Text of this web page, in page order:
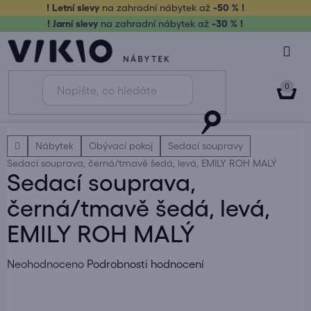
obsah
! Letní slevy na zahradní nábytek až-50 % !
! Jarní slevy na zahradní nábytek až -30 % !
DomůNábytek Obývací pokoj
Sedací soupravy
Sedací souprava, černá/tmavě šedá, levá, EMILY ROH MALÝ
Sedací souprava,
černá/tmavě šedá, levá,
EMILY ROH MALÝ
Průměrné
Neohodnoceno Podrobnosti hodnocení